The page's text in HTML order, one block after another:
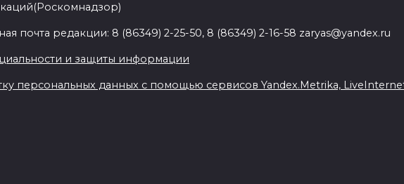
почта редакции: 8 (86349) 2-25-50, 8 (86349) 2-16-58 zaryas@yandex.ru
и защиты информации
персональных данных с помощью сервисов Yandex.Metrika,